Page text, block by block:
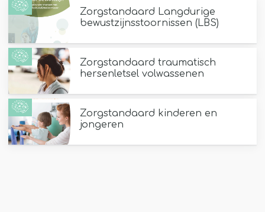
Zorgstandaard Langdurige
bewustzijnsstoornissen (LBS)
Zorgstandaard traumatisch
hersenletsel volwassenen
Zorgstandaard kinderen en
jongeren